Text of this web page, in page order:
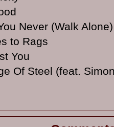
Never (Walk Alone)
to Rags
You
Of Steel (feat.